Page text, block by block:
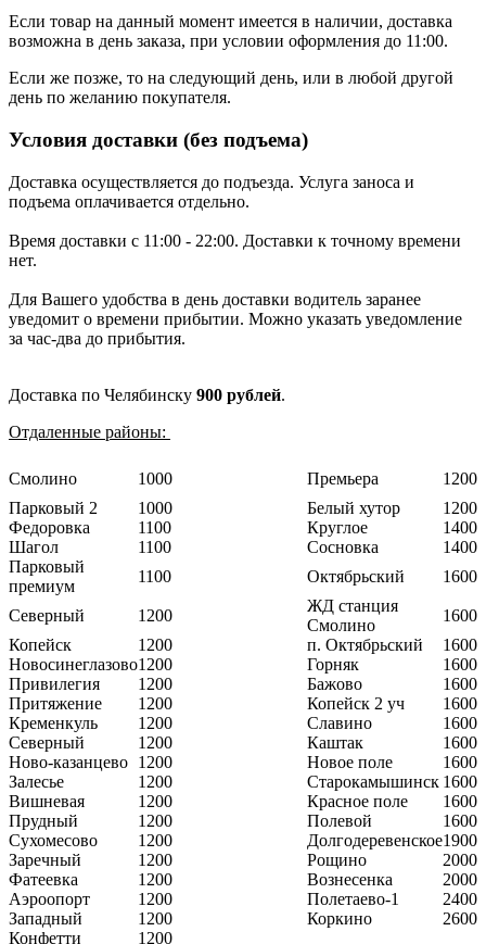
Если товар на данный момент имеется в наличии, доставка
возможна в день заказа, при условии оформления до 11:00.
Если же позже, то на следующий день, или в любой другой
день по желанию покупателя.
Условия доставки (без подъема)
Доставка осуществляется до подъезда. Услуга заноса и
подъема оплачивается отдельно.
Время доставки с 11:00 - 22:00. Доставки к точному времени
нет.
Для Вашего удобства в день доставки водитель заранее
уведомит о времени прибытии. Можно указать уведомление
за час-два до прибытия.
Доставка по Челябинску 900 рублей.
Отдаленные районы:
Смолино 1000 Премьера
1200
Парковый 2
1000 Белый хутор
1200
Федоровка
1100 Круглое
1400
Шагол
1100 Сосновка
1400
Парковый
премиум
1100 Октябрьский 1600
Северный 1200
ЖД станция
Смолино
1600
Копейск
1200 п. Октябрьский
1600
Новосинеглазово1200 Горняк
1600
Привилегия
1200 Бажово
1600
Притяжение
1200 Копейск 2 уч
1600
Кременкуль
1200 Славино
1600
Северный
1200 Каштак
1600
Ново-казанцево 1200 Новое поле
1600
Залесье
1200 Старокамышинск 1600
Вишневая
1200 Красное поле
1600
Прудный
1200 Полевой
1600
Сухомесово
1200 Долгодеревенское1900
Заречный
1200 Рощино
2000
Фатеевка
1200 Вознесенка
2000
Аэроопорт
1200 Полетаево-1
2400
Западный
1200 Коркино
2600
Конфетти
1200